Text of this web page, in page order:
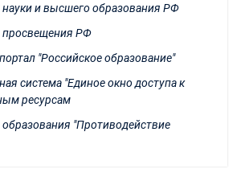
и высшего образования РФ
просвещения РФ
"Российское образование"
система "Единое окно доступа к
ресурсам
"Противодействие